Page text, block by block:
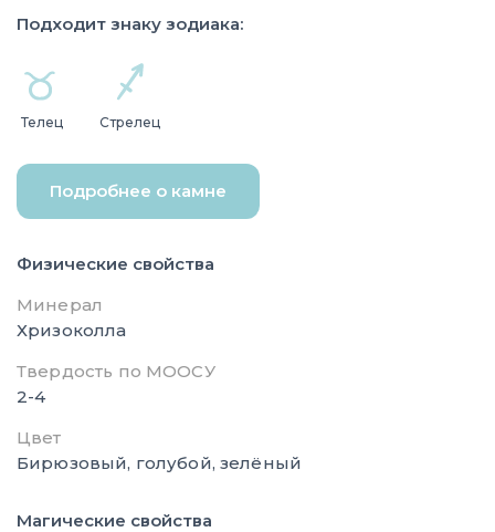
Подходит знаку зодиака:
Телец Стрелец
Подробнее о камне
Физические свойства
Минерал
Хризоколла
Твердость по МООСУ
2-4
Цвет
Бирюзовый, голубой, зелёный
Магические свойства